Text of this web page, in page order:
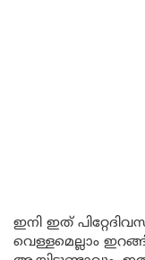
ഇനി ഇത്
വെള്ളമെല്ലാം